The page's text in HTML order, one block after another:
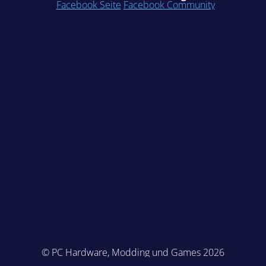
Facebook Seite Facebook Community
© PC Hardware, Modding und Games 2026